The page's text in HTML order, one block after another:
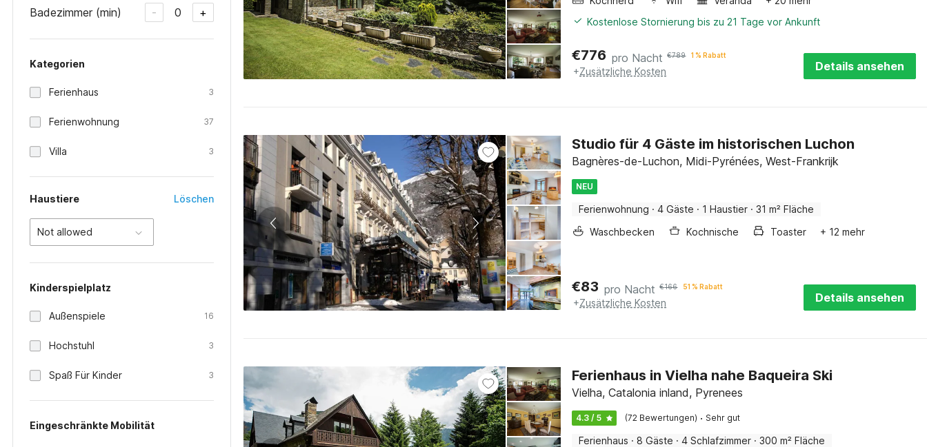
Badezimmer (min) - 0 +
Kategorien
Ferienhaus 3
Ferienwohnung 37
Villa 3
Haustiere Löschen
Not allowed
Kinderspielplatz
Außenspiele 16
Hochstuhl 3
Spaß Für Kinder 3
Eingeschränkte Mobilität
Kostenlose Stornierung bis zu 21 Tage vor Ankunft
€776 pro Nacht €789 1 % Rabatt
+Zusätzliche Kosten Details ansehen
Studio für 4 Gäste im historischen Luchon
Bagnères-de-Luchon, Midi-Pyrénées, West-Frankrijk
NEU
Ferienwohnung · 4 Gäste · 1 Haustier · 31 m² Fläche
Waschbecken
Kochnische Toaster + 12 mehr
€83 pro Nacht €166 51 % Rabatt
+Zusätzliche Kosten Details ansehen
Ferienhaus in Vielha nahe Baqueira Ski
Vielha, Catalonia inland, Pyrenees
4.3 / 5 (72 Bewertungen) · Sehr gut
Ferienhaus · 8 Gäste · 4 Schlafzimmer · 300 m² Fläche